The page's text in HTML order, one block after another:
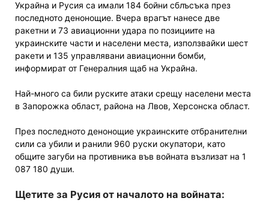
Украйна и Русия са имали 184 бойни сблъсъка през
последното денонощие. Вчера врагът нанесе две
ракетни и 73 авиационни удара по позициите на
украинските части и населени места, използвайки шест
ракети и 135 управлявани авиационни бомби,
информират от Генералния щаб на Украйна.
Най-много са били руските атаки срещу населени места
в Запорожка област, района на Лвов, Херсонска област.
През последното денонощие украинските отбранителни
сили са убили и ранили 960 руски окупатори, като
общите загуби на противника във войната възлизат на 1
087 180 души.
Щетите за Русия от началото на войната: